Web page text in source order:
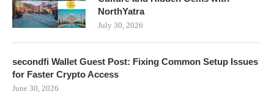
NorthYatra
July 30, 2026
secondfi Wallet Guest Post: Fixing Common Setup Issues
for Faster Crypto Access
June 30, 2026